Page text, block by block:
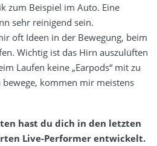
zum Beispiel im Auto. Eine
sehr reinigend sein.
oft Ideen in der Bewegung, beim
Wichtig ist das Hirn auszulüften
Laufen keine „Earpods“ mit zu
kommen mir meistens
hast du dich in den letzten
Live-Performer entwickelt.